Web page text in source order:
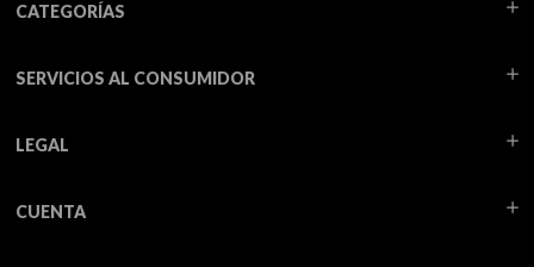
CATEGORÍAS
SERVICIOS AL CONSUMIDOR
LEGAL
CUENTA